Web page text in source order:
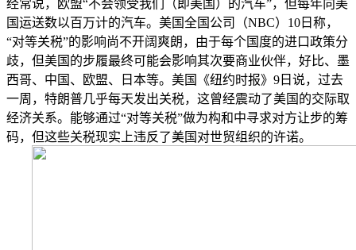
经常说，欧盟“不会领受我们（即美国）的汽车”，但每年向美
国运送数以百万计的汽车。美国全国公司（NBC）10日称，
“对等关税”的影响尚不开阔爽朗，由于每个国度的进口政策分
歧，但美国的步履最终可能会影响其次要商业伙伴，好比、墨
西哥、中国、欧盟、日本等。美国《纽约时报》9日说，过去
一周，特朗普几乎每天发出关税，这曾经震动了美国的交际取
经济关系。能够通过“对等关税”做为构和中寻求对方让步的筹
码，但这些关税现实上违反了美国对世贸组织的许诺。